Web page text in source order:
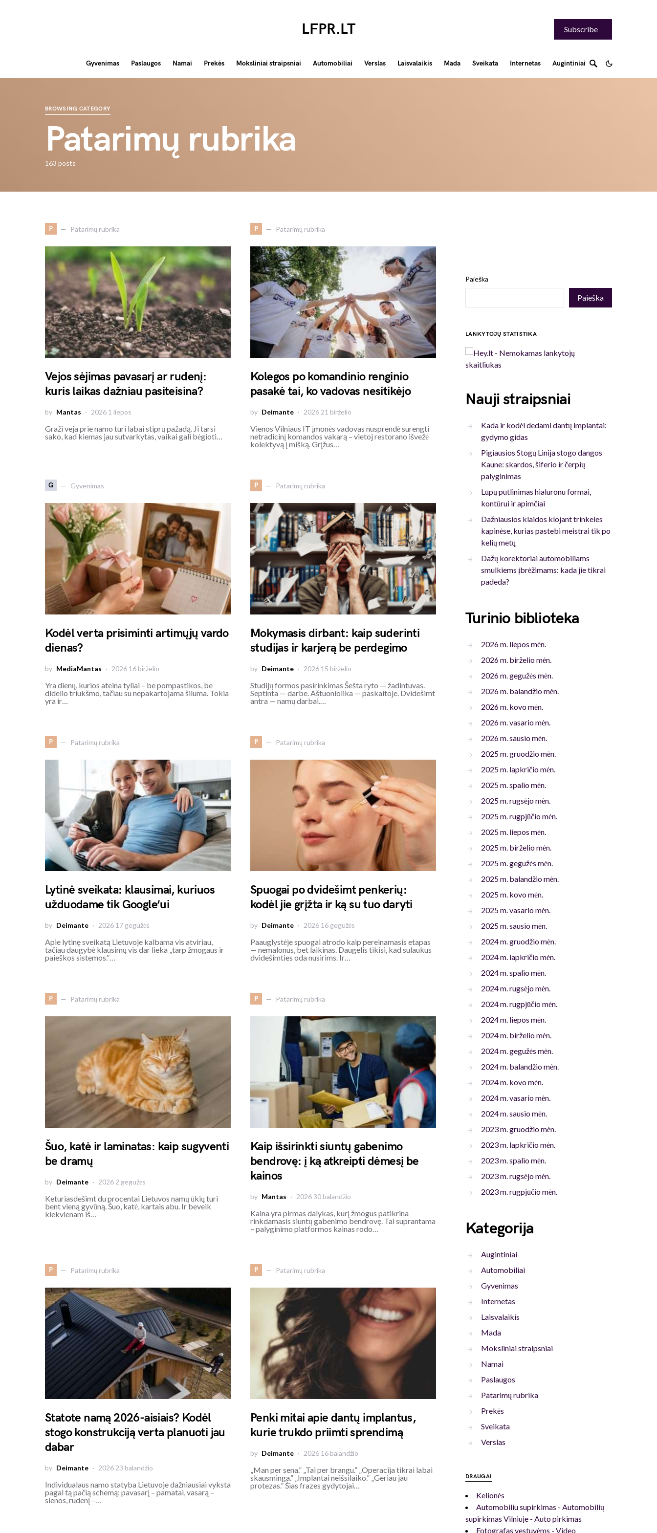
LFPR.LT Subscribe
Gyvenimas Paslaugos Namai Prekės Moksliniai straipsniai Automobiliai Verslas Laisvalaikis Mada Sveikata Internetas Augintiniai
BROWSING CATEGORY
Patarimų rubrika
163 posts
P Patarimų rubrika
Vejos sėjimas pavasarį ar rudenį:
kuris laikas dažniau pasiteisina?
by Mantas 2026 1 liepos
Graži veja prie namo turi labai stiprų pažadą. Ji tarsi
sako, kad kiemas jau sutvarkytas, vaikai gali bėgioti…
P Patarimų rubrika
Kolegos po komandinio renginio
pasakė tai, ko vadovas nesitikėjo
by Deimante 2026 21 birželio
Vienos Vilniaus IT įmonės vadovas nusprendė surengti
netradicinį komandos vakarą – vietoj restorano išvežė
kolektyvą į mišką. Grįžus…
G Gyvenimas
Kodėl verta prisiminti artimųjų vardo
dienas?
by MediaMantas 2026 16 birželio
Yra dienų, kurios ateina tyliai – be pompastikos, be
didelio triukšmo, tačiau su nepakartojama šiluma. Tokia
yra ir…
P Patarimų rubrika
Mokymasis dirbant: kaip suderinti
studijas ir karjerą be perdegimo
by Deimante 2026 15 birželio
Studijų formos pasirinkimas Šešta ryto — žadintuvas.
Septinta — darbe. Aštuoniolika — paskaitoje. Dvidešimt
antra — namų darbai.…
P Patarimų rubrika
Lytinė sveikata: klausimai, kuriuos
užduodame tik Google’ui
by Deimante 2026 17 gegužės
Apie lytinę sveikatą Lietuvoje kalbama vis atviriau,
tačiau daugybė klausimų vis dar lieka „tarp žmogaus ir
paieškos sistemos.”…
P Patarimų rubrika
Spuogai po dvidešimt penkerių:
kodėl jie grįžta ir ką su tuo daryti
by Deimante 2026 16 gegužės
Paauglystėje spuogai atrodo kaip pereinamasis etapas
— nemalonus, bet laikinas. Daugelis tikisi, kad sulaukus
dvidešimties oda nusirims. Ir…
P Patarimų rubrika
Šuo, katė ir laminatas: kaip sugyventi
be dramų
by Deimante 2026 2 gegužės
Keturiasdešimt du procentai Lietuvos namų ūkių turi
bent vieną gyvūną. Šuo, katė, kartais abu. Ir beveik
kiekvienam iš…
P Patarimų rubrika
Kaip išsirinkti siuntų gabenimo
bendrovę: į ką atkreipti dėmesį be
kainos
by Mantas 2026 30 balandžio
Kaina yra pirmas dalykas, kurį žmogus patikrina
rinkdamasis siuntų gabenimo bendrovę. Tai suprantama
– palyginimo platformos kainas rodo…
P Patarimų rubrika
Statote namą 2026-aisiais? Kodėl
stogo konstrukciją verta planuoti jau
dabar
by Deimante 2026 23 balandžio
Individualaus namo statyba Lietuvoje dažniausiai vyksta
pagal tą pačią schemą: pavasarį – pamatai, vasarą –
sienos, rudenį –…
P Patarimų rubrika
Penki mitai apie dantų implantus,
kurie trukdo priimti sprendimą
by Deimante 2026 16 balandžio
„Man per sena.” „Tai per brangu.” „Operacija tikrai labai
skausminga.” „Implantai neišsilaiko.” „Geriau jau
protezas.” Šias frazes gydytojai…
Paieška
Paieška
LANKYTOJŲ STATISTIKA
Nauji straipsniai
Kada ir kodėl dedami dantų implantai:
gydymo gidas
Pigiausios Stogų Linija stogo dangos
Kaune: skardos, šiferio ir čerpių
palyginimas
Lūpų putlinimas hialuronu formai,
kontūrui ir apimčiai
Dažniausios klaidos klojant trinkeles
kapinėse, kurias pastebi meistrai tik po
kelių metų
Dažų korektoriai automobiliams
smulkiems įbrėžimams: kada jie tikrai
padeda?
Turinio biblioteka
2026 m. liepos mėn.
2026 m. birželio mėn.
2026 m. gegužės mėn.
2026 m. balandžio mėn.
2026 m. kovo mėn.
2026 m. vasario mėn.
2026 m. sausio mėn.
2025 m. gruodžio mėn.
2025 m. lapkričio mėn.
2025 m. spalio mėn.
2025 m. rugsėjo mėn.
2025 m. rugpjūčio mėn.
2025 m. liepos mėn.
2025 m. birželio mėn.
2025 m. gegužės mėn.
2025 m. balandžio mėn.
2025 m. kovo mėn.
2025 m. vasario mėn.
2025 m. sausio mėn.
2024 m. gruodžio mėn.
2024 m. lapkričio mėn.
2024 m. spalio mėn.
2024 m. rugsėjo mėn.
2024 m. rugpjūčio mėn.
2024 m. liepos mėn.
2024 m. birželio mėn.
2024 m. gegužės mėn.
2024 m. balandžio mėn.
2024 m. kovo mėn.
2024 m. vasario mėn.
2024 m. sausio mėn.
2023 m. gruodžio mėn.
2023 m. lapkričio mėn.
2023 m. spalio mėn.
2023 m. rugsėjo mėn.
2023 m. rugpjūčio mėn.
Kategorija
Augintiniai
Automobiliai
Gyvenimas
Internetas
Laisvalaikis
Mada
Moksliniai straipsniai
Namai
Paslaugos
Patarimų rubrika
Prekės
Sveikata
Verslas
DRAUGAI
Kelionės
Automobiliu supirkimas - Automobilių
supirkimas Vilniuje - Auto pirkimas
Fotografas vestuvėms - Video